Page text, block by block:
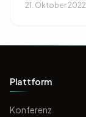
21. Oktober 2022
Plattform
Konferenz